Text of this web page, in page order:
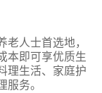
人士首选地，
本即可享优质生
理生活、家庭护
服务。